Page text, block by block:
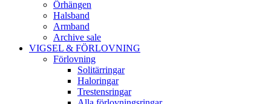
Örhängen
Halsband
Armband
Archive sale
VIGSEL & FÖRLOVNING
Förlovning
Solitärringar
Haloringar
Trestensringar